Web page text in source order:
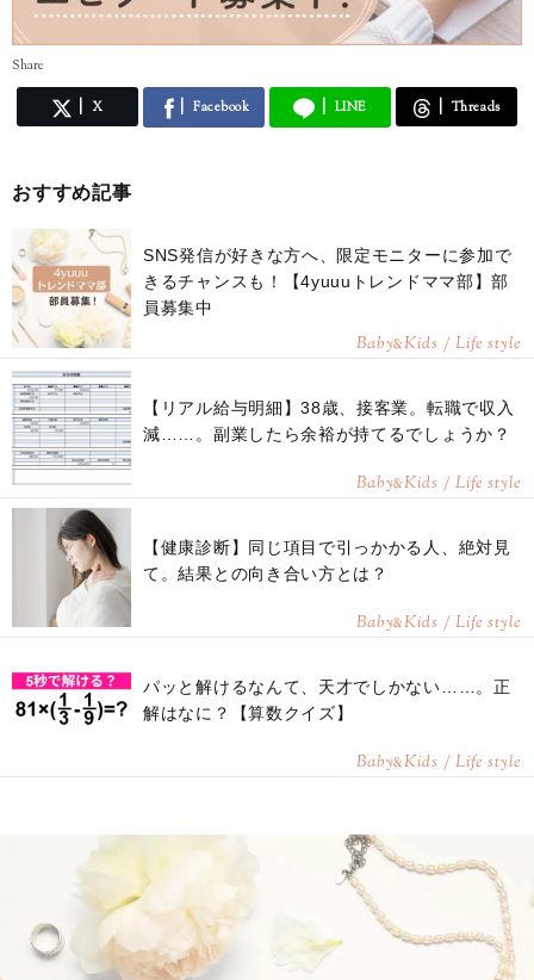
Share
X Facebook LINE Threads
おすすめ記事
SNS発信が好きな方へ、限定モニターに参加で
きるチャンスも！【4yuuuトレンドママ部】部
員募集中
Baby&Kids / Life style
【リアル給与明細】38歳、接客業。転職で収入
減……。副業したら余裕が持てるでしょうか？
Baby&Kids / Life style
【健康診断】同じ項目で引っかかる人、絶対見
て。結果との向き合い方とは？
Baby&Kids / Life style
パッと解けるなんて、天才でしかない……。正
解はなに？【算数クイズ】
Baby&Kids / Life style